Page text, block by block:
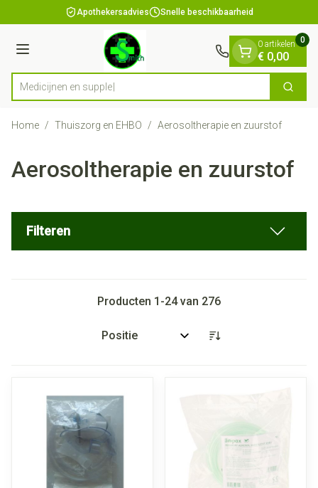
Ga naar de inhoudApothekersadvies Snelle beschikbaarheid
Menu
Product, merk, categorie... Zoek
0 artikelen
€ 0,00
0
Home / Thuiszorg en EHBO / Aerosoltherapie en zuurstof
Aerosoltherapie en zuurstof
Filteren
Producten 1 -24van 276
Sorteer op: